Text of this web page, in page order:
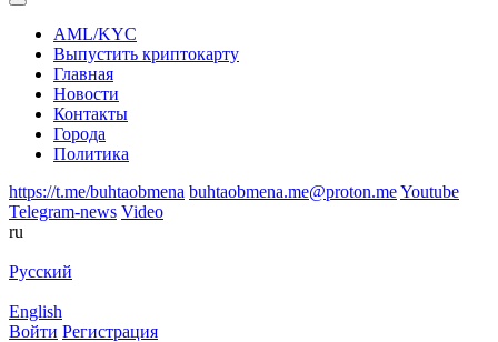
AML/KYC
Выпустить криптокарту
Главная
Новости
Контакты
Города
Политика
https://t.me/buhtaobmena buhtaobmena.me@proton.meYoutube
Telegram-news Video
ru
Русский
English
Войти Регистрация